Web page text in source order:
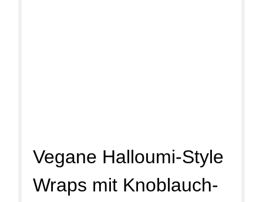
Vegane Halloumi-Style
Wraps mit Knoblauch-